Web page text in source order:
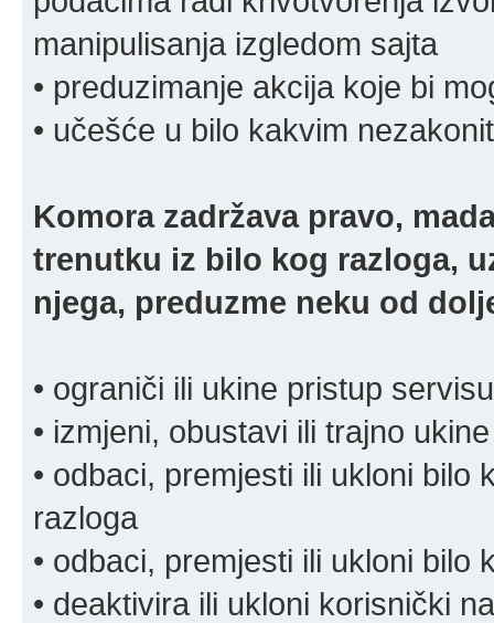
manipulisanja izgledom sajta
• preduzimanje akcija koje bi
• učešće u bilo kakvim
Komora zadržava pravo,
trenutku iz bilo kog razloga,
njega, preduzme neku od
• ograniči ili ukine pristup servisu
• izmjeni, obustavi ili trajno
• odbaci, premjesti ili ukloni bilo
razloga
• odbaci, premjesti ili ukloni bilo
• deaktivira ili ukloni korisnički